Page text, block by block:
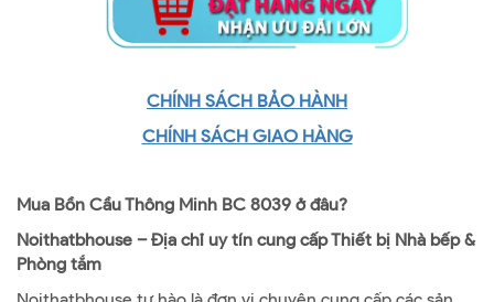
CHÍNH SÁCH BẢO HÀNH
CHÍNH SÁCH GIAO HÀNG
Mua Bồn Cầu Thông Minh BC 8039 ở đâu?
Noithatbhouse – Địa chỉ uy tín cung cấp Thiết bị Nhà bếp &
Phòng tắm